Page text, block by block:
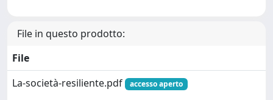
File in questo prodotto:
File
La-società-resiliente.pdf
accesso aperto